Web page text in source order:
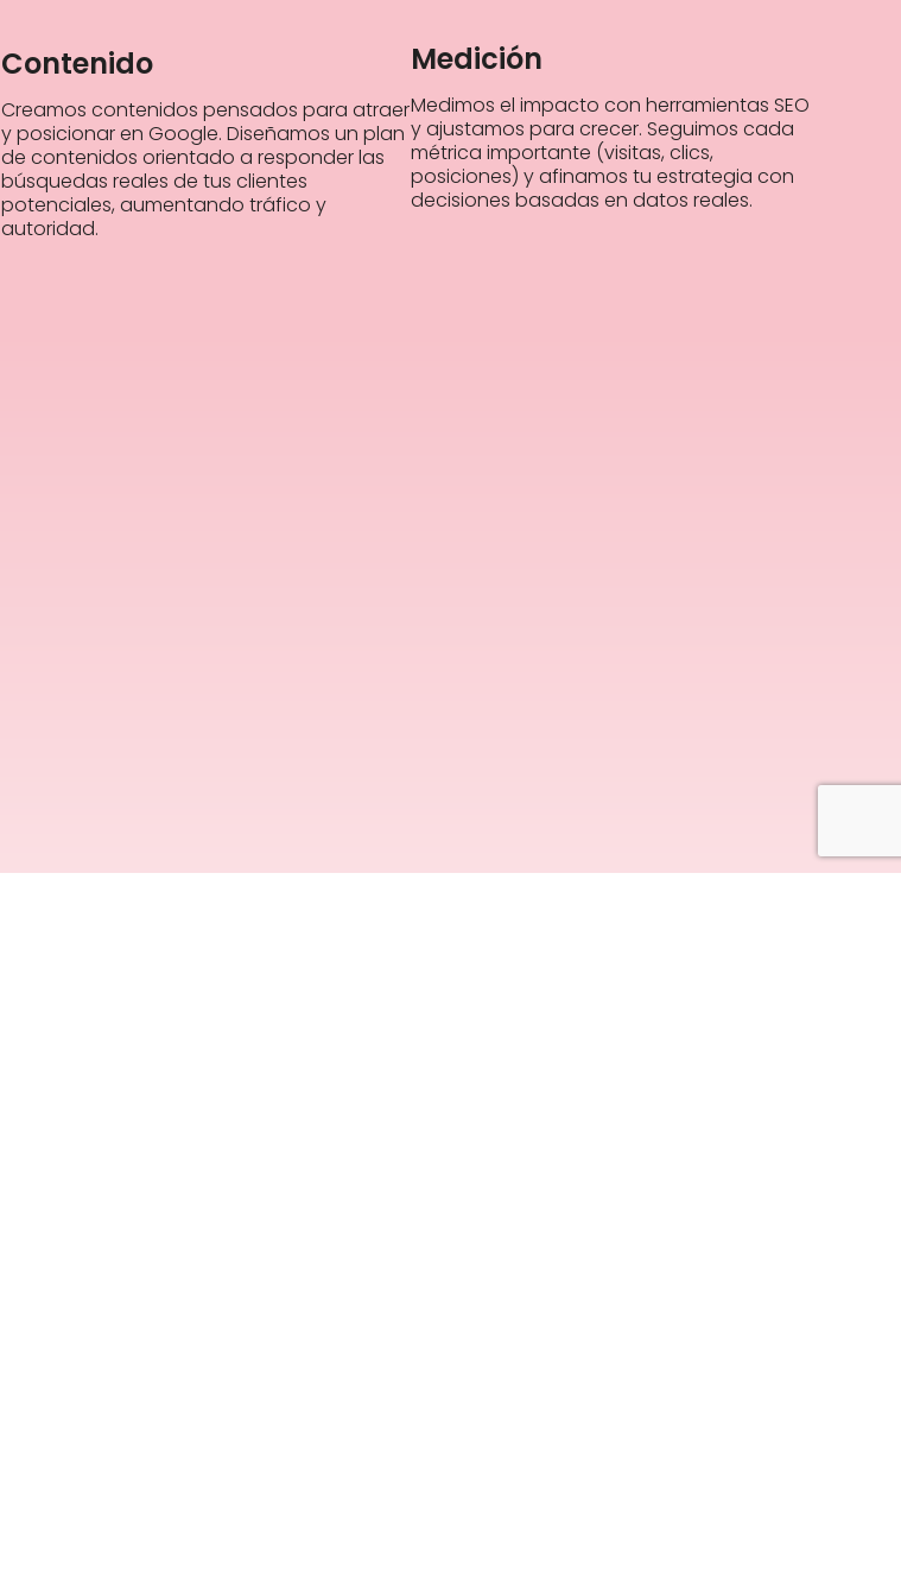
Contenido
Creamos contenidos pensados para atraer
y posicionar en Google. Diseñamos un plan
de contenidos orientado a responder las
búsquedas reales de tus clientes
potenciales, aumentando tráfico y
autoridad.
Medición
Medimos el impacto con herramientas SEO
y ajustamos para crecer. Seguimos cada
métrica importante (visitas, clics,
posiciones) y afinamos tu estrategia con
decisiones basadas en datos reales.